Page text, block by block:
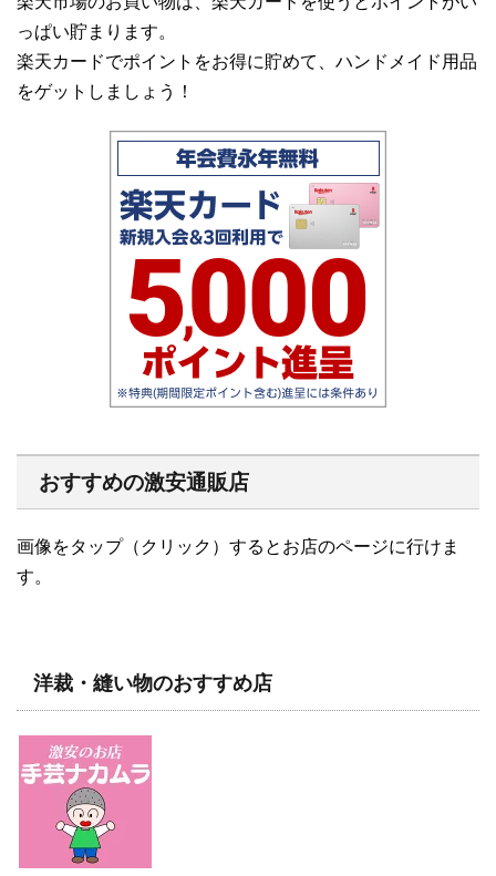
っぱい貯まります。
楽天カードでポイントをお得に貯めて、ハンドメイド用品
をゲットしましょう！
おすすめの激安通販店
画像をタップ（クリック）するとお店のページに行けま
す。
洋裁・縫い物のおすすめ店